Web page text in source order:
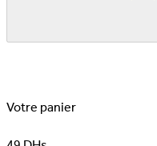
Votre panier